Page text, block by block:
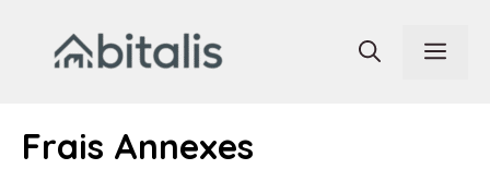
contenu
Frais Annexes